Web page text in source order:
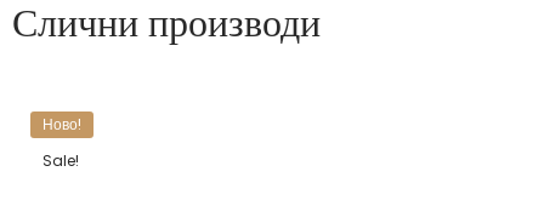
Слични производи
Ново!
Sale!